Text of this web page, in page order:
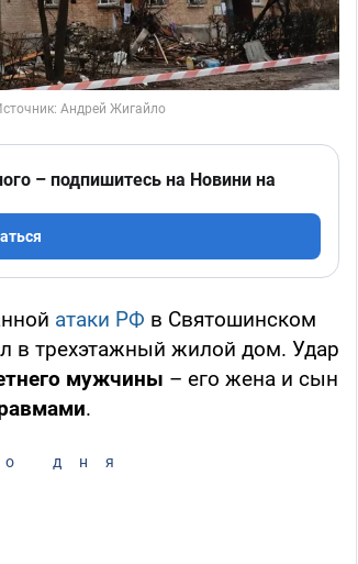
– подпишитесь на Новини на
атаки РФ в Святошинском
в трехэтажный жилой дом. Удар
мужчины – его жена и сын
.
дня